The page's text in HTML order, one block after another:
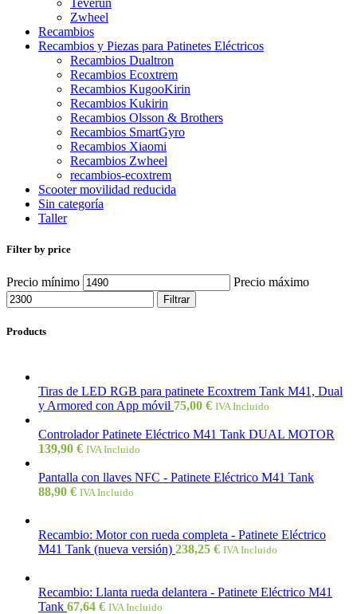
Teverun
Zwheel
Recambios
Recambios y Piezas para Patinetes Eléctricos
Recambios Dualtron
Recambios Ecoxtrem
Recambios KugooKirin
Recambios Kukirin
Recambios Olsson & Brothers
Recambios SmartGyro
Recambios Xiaomi
Recambios Zwheel
recambios-ecoxtrem
Scooter movilidad reducida
Sin categoría
Taller
Filter by price
Precio mínimo Precio máximo
Filtrar
Products
Tiras de LED RGB para patinete Ecoxtrem Tank M41, Dual
y Armored con App móvil 75,00 € IVA Incluido
Controlador Patinete Eléctrico M41 Tank DUAL MOTOR
139,90 € IVA Incluido
Pantalla con llaves NFC - Patinete Eléctrico M41 Tank
88,90 € IVA Incluido
Recambio: Motor con rueda completa - Patinete Eléctrico
M41 Tank (nueva versión) 238,25 € IVA Incluido
Recambio: Llanta rueda delantera - Patinete Eléctrico M41
Tank 67,64 € IVA Incluido